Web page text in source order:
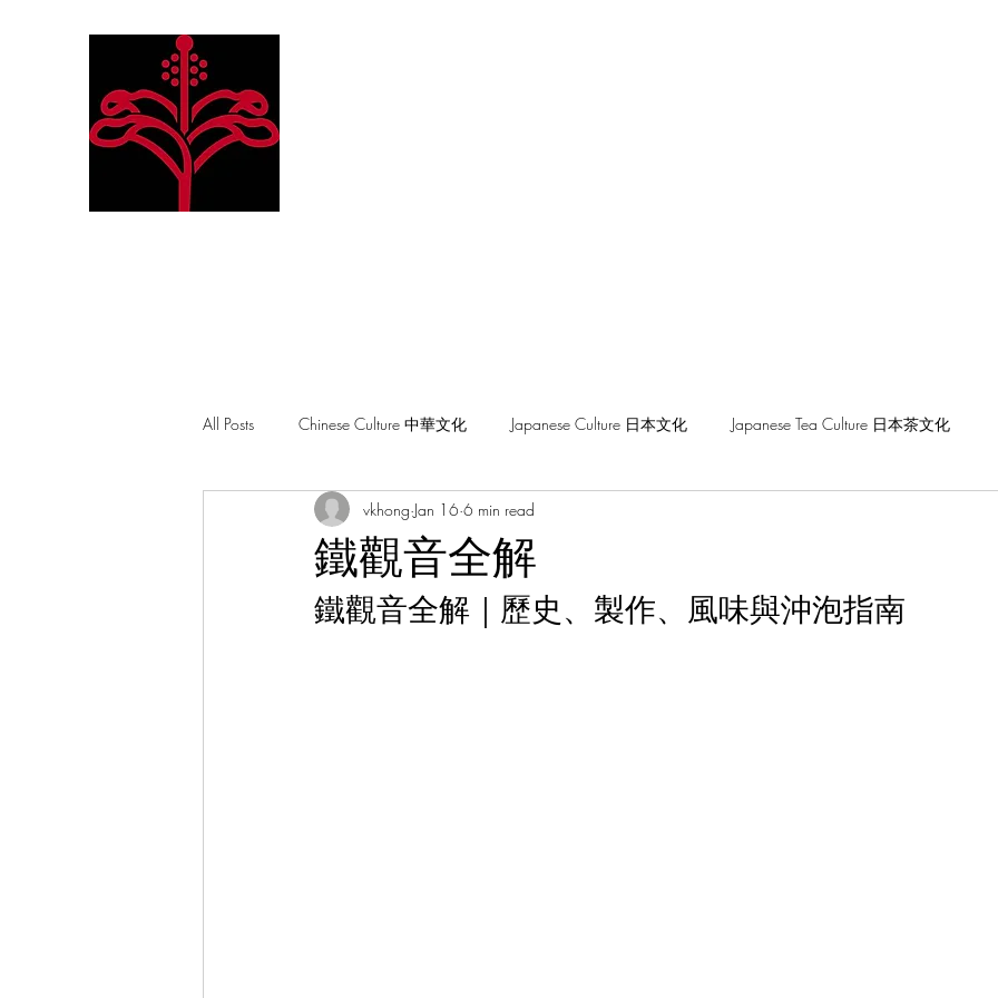
All Posts Chinese Culture 中華文化 Japanese Culture 日本文化 Japanese Tea Culture 日本茶文化
Thai Culture 泰國文化/暹羅文化 Music Course 音樂課程
Hibiscus Academy Bu大紅花學館簡報 Persian Culture 波斯文化 Japanese Language Course 日本語言
鐵觀音全解
vkhong Jan 16 6 min read
鐵觀音全解｜歷史、製作、風味與沖泡指南